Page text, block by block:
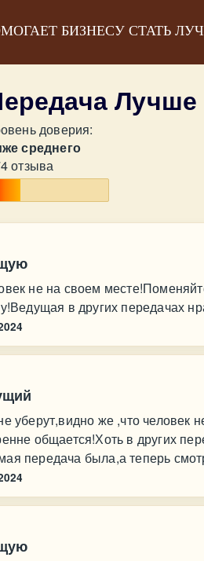
БИЗНЕСУ СТАТЬ
доверия:
среднего
отзыва
не на своем
в других передачах
уберут,видно же ,что человек
общается!Хоть в других
передача была,а теперь